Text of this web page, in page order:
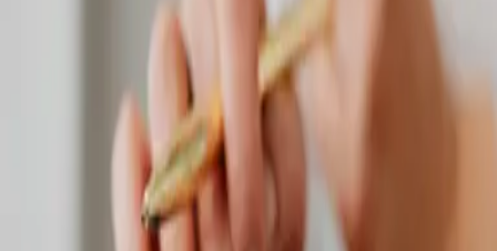
Starostlivosť o systémOkrem montáže zabezpečujeme aj servis a
čistenie, aby klimatizácie v Šali fungovali spoľahlivo a bez zbytočných